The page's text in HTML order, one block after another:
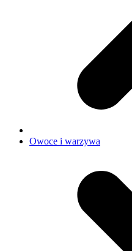
Owoce i warzywa